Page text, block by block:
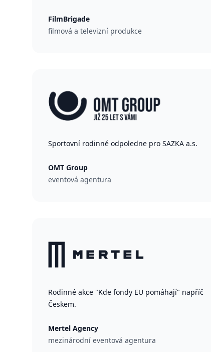
FilmBrigade
filmová a televizní produkce
Sportovní rodinné odpoledne pro SAZKA a.s.
OMT Group
eventová agentura
Rodinné akce "Kde fondy EU pomáhají" napříč
Českem.
Mertel Agency
mezinárodní eventová agentura